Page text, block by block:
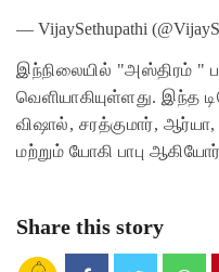
— VijaySethupathi
இந்நிலையில் "அஸ்திரம் "
வெளியாகியுள்ளது. இந்த
விஷால், சரத்குமார்,
மற்றும் யோகி பாபு
Share this story